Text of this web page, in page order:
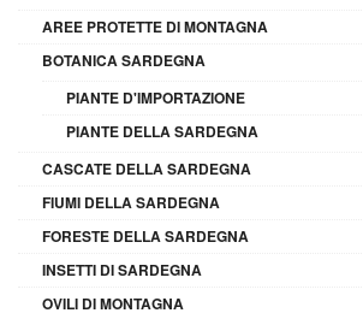
AREE PROTETTE DI MONTAGNA
BOTANICA SARDEGNA
PIANTE D'IMPORTAZIONE
PIANTE DELLA SARDEGNA
CASCATE DELLA SARDEGNA
FIUMI DELLA SARDEGNA
FORESTE DELLA SARDEGNA
INSETTI DI SARDEGNA
OVILI DI MONTAGNA